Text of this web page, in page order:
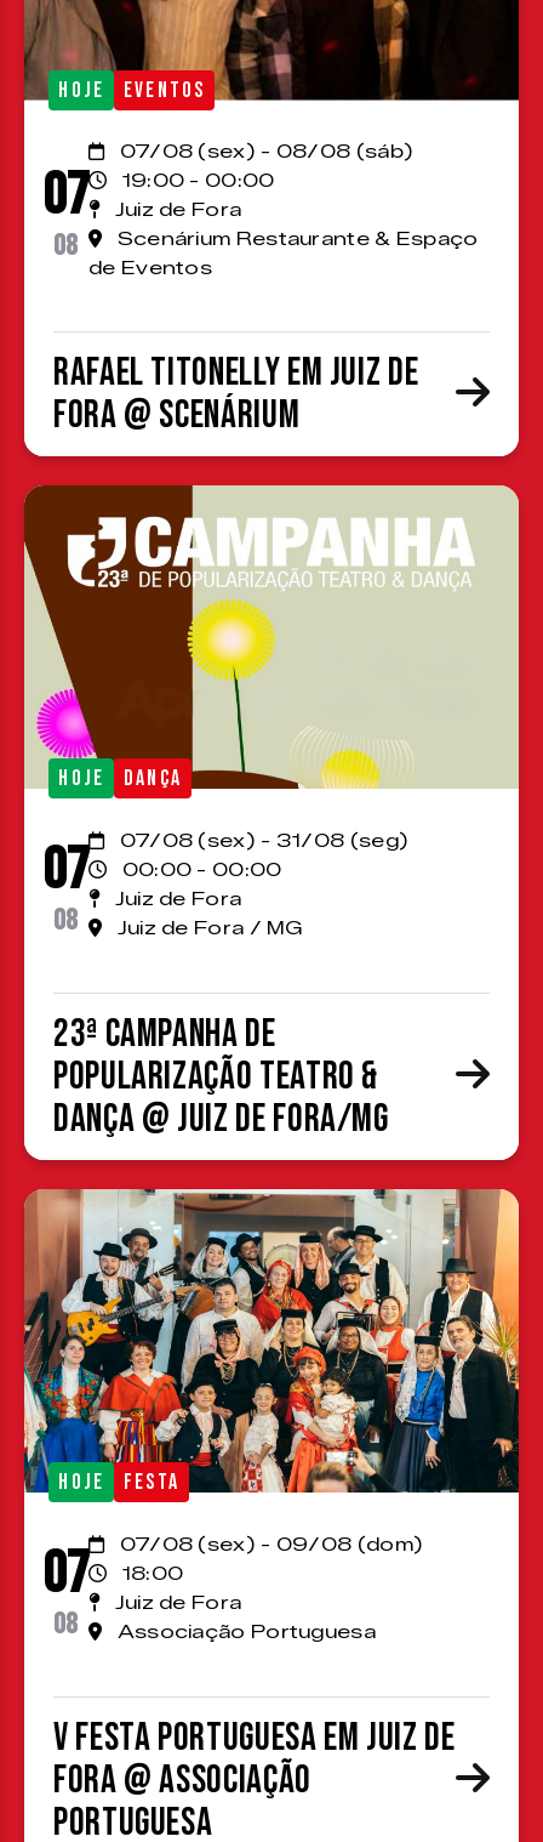
HOJE EVENTOS
07
08
07/08 (sex) - 08/08 (sáb)
19:00 - 00:00
Juiz de Fora
Scenárium Restaurante & Espaço
de Eventos
Rafael Titonelly em Juiz de
Fora @ Scenárium
HOJE DANÇA
07
08
07/08 (sex) - 31/08 (seg)
00:00 - 00:00
Juiz de Fora
Juiz de Fora / MG
23ª Campanha de
Popularização Teatro &
Dança @ Juiz de Fora/MG
HOJE FESTA
07
08
07/08 (sex) - 09/08 (dom)
18:00
Juiz de Fora
Associação Portuguesa
V Festa Portuguesa em Juiz de
Fora @ Associação
Portuguesa